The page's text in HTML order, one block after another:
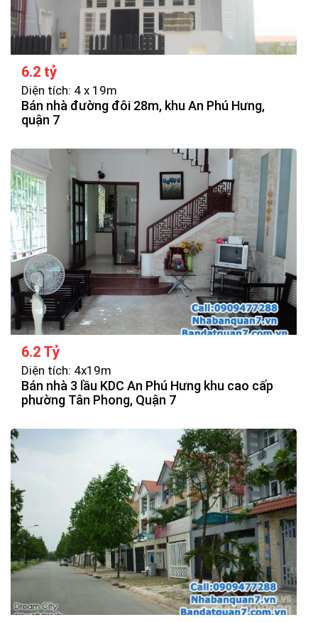
6.2 tỷ
Diện tích: 4 x 19m
Bán nhà đường đôi 28m, khu An Phú Hưng,
quận 7
6.2 Tỷ
Diện tích: 4x19m
Bán nhà 3 lầu KDC An Phú Hưng khu cao cấp
phường Tân Phong, Quận 7